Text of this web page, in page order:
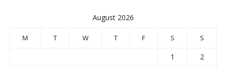
August 2026
M T W T F S S
1
2